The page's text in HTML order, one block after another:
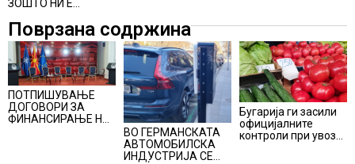
ЗОШТО НИ Е
ПРЕСКРИПТИВНА
АНАЛИТИКА?
економијата и на
бизнисот
Поврзана содржина
ПОТПИШУВАЊЕ
ДОГОВОРИ ЗА
ФИНАНСИРАЊЕ НА
ВО ГЕРМАНСКАТА
АВТОМОБИЛСКА
ИНДУСТРИЈА СЕ
Бугарија ги засили
официјалните
контроли при увоз